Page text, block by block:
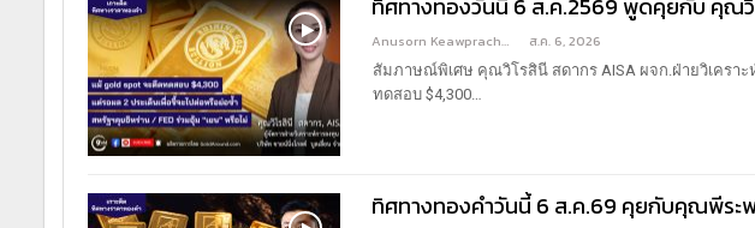
ทิศทางทองวันนี้ 6 ส.ค.2569 พูดคุยกับ คุณ
Anusorn Keawprachant ส.ค. 6, 2026
สัมภาษณ์พิเศษ คุณวิโรสินี สดากร AISA ผจก.ฝ่ายวิเครา
ทดสอบ $4,300…
ทิศทางทองคำวันนี้ 6 ส.ค.69 คุยกับคุณพีระพ